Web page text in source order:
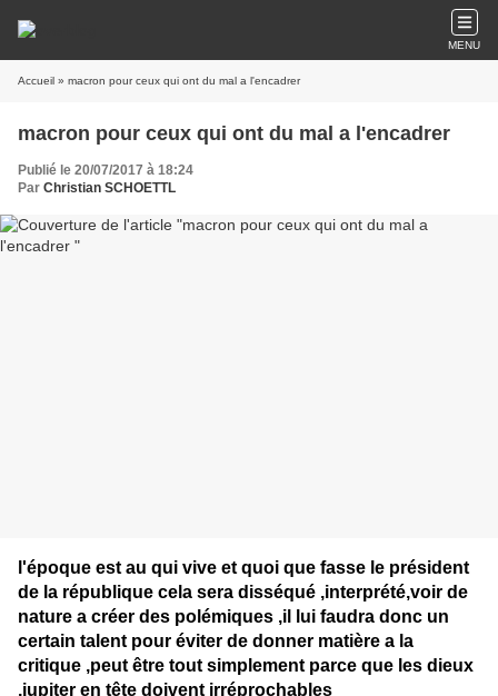
MENU
Accueil » macron pour ceux qui ont du mal a l'encadrer
macron pour ceux qui ont du mal a l'encadrer
Publié le 20/07/2017 à 18:24
Par Christian SCHOETTL
l'époque est au qui vive et quoi que fasse le président
de la république cela sera disséqué ,interprété,voir de
nature a créer des polémiques ,il lui faudra donc un
certain talent pour éviter de donner matière a la
critique ,peut être tout simplement parce que les dieux
,jupiter en tête doivent irréprochables